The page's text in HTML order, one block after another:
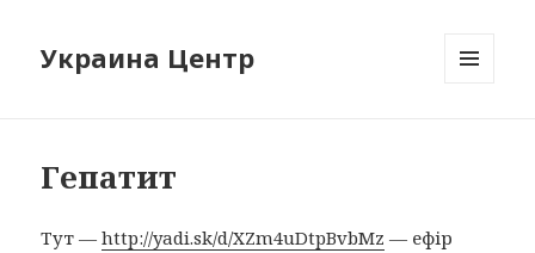
Украина Центр
Гепатит
Тут —http://yadi.sk/d/XZm4uDtpBvbMz — ефір